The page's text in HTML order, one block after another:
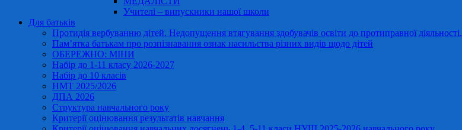
Учителі – випускники нашої школи
Для батьків
Протидія вербуванню дітей. Недопущення втягування здобувачів освіти до протиправної діяльності.
Пам’ятка батькам про розпізнавання ознак насильства різних видів щодо дітей
ОБЕРЕЖНО: МІНИ
Набір до 1-11 класу 2026-2027
Набір до 10 класів
НМТ 2025/2026
ДПА 2026
Структура навчального року
Критерії оцінювання результатів навчання